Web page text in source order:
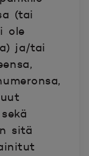
(tai
ole
ja/tai
sitä